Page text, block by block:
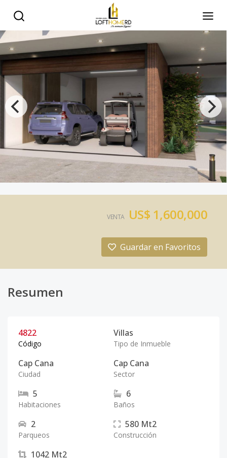
VENTA US$ 1,600,000
Guardar en Favoritos
Resumen
4822
Código
Villas
Tipo de Inmueble
Cap Cana
Ciudad
Cap Cana
Sector
5
Habitaciones
6
Baños
2
Parqueos
580 Mt2
Construcción
1042 Mt2